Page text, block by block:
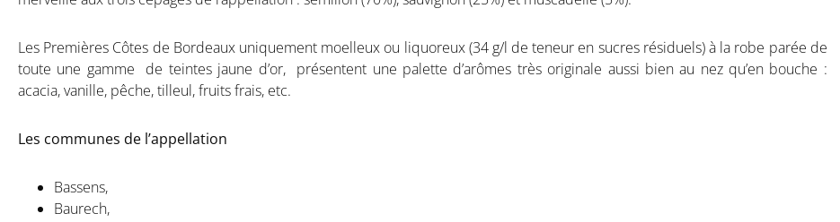
Les Premières Côtes de Bordeaux uniquement moelleux ou liquoreux (34 g/l de teneur en sucres résiduels) à la robe parée de
toute une gamme de teintes jaune d’or, présentent une palette d’arômes très originale aussi bien au nez qu’en bouche :
acacia, vanille, pêche, tilleul, fruits frais, etc.
Les communes de l’appellation
Bassens,
Baurech,